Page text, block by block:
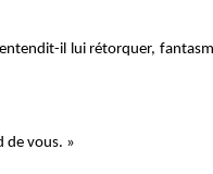
il lui rétorquer,
de vous. »